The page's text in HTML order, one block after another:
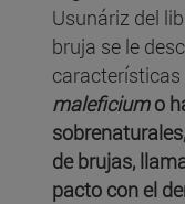
Usunáriz del
bruja se le
características
maleficiumo
de brujas,
pacto con el